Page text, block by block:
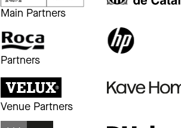
Main Partners
Partners
Venue Partners